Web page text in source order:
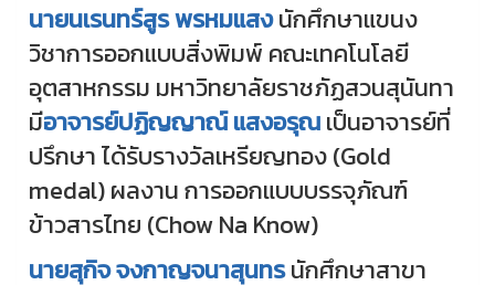
นายนเรนทร์สูร พรหมแสงนักศึกษาแขนง
วิชาการออกแบบสิ่งพิมพ์ คณะเทคโนโลยี
อุตสาหกรรม มหาวิทยาลัยราชภัฏสวนสุนันทา
มีอาจารย์ปฏิญญาณ์ แสงอรุณเป็นอาจารย์ที่
ปรึกษา ได้รับรางวัลเหรียญทอง (Gold
medal) ผลงาน การออกแบบบรรจุภัณฑ์
ข้าวสารไทย (Chow Na Know)
นายสุกิจ จงกาญจนาสุนทรนักศึกษาสาขา